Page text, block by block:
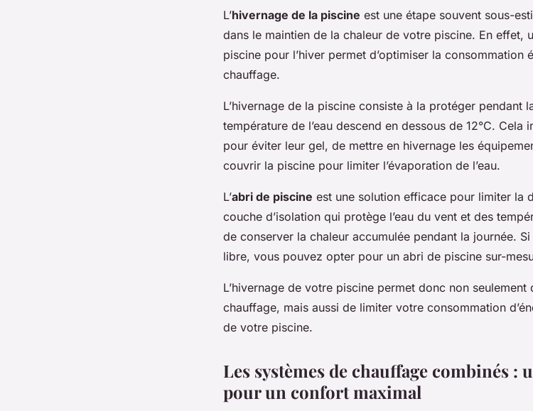
L’hivernage de la piscine est une étape souvent sous-
dans le maintien de la chaleur de votre piscine. En effet,
piscine pour l’hiver permet d’optimiser la consommation
chauffage.
L’hivernage de la piscine consiste à la protéger pendant
température de l’eau descend en dessous de 12°C.
pour éviter leur gel, de mettre en hivernage les
couvrir la piscine pour limiter l’évaporation de l’eau.
L’abri de piscine est une solution efficace pour limiter la
couche d’isolation qui protège l’eau du vent et des
de conserver la chaleur accumulée pendant la journée.
libre, vous pouvez opter pour un abri de piscine sur-
L’hivernage de votre piscine permet donc non
chauffage, mais aussi de limiter votre consommation
de votre piscine.
Les systèmes de chauffage combinés
pour un confort maximal